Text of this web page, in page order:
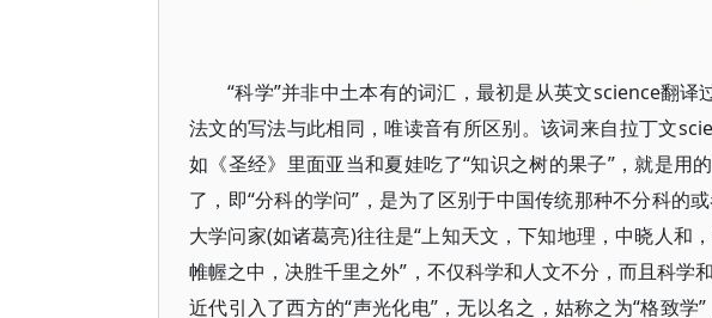
“科学”并非中土本有的词汇，最初是从英文science翻译
法文的写法与此相同，唯读音有所区别。该词来自拉丁文
如《圣经》里面亚当和夏娃吃了“知识之树的果子”，就是用
了，即“分科的学问”，是为了区别于中国传统那种不分科的
大学问家(如诸葛亮)往往是“上知天文，下知地理，中晓人和
帷幄之中，决胜千里之外”，不仅科学和人文不分，而且科学
近代引入了西方的“声光化电”，无以名之，姑称之为“格致学